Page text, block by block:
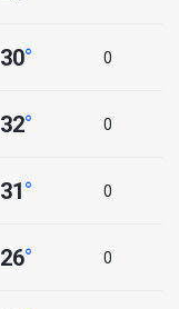
30° 0
32° 0
31° 0
26° 0